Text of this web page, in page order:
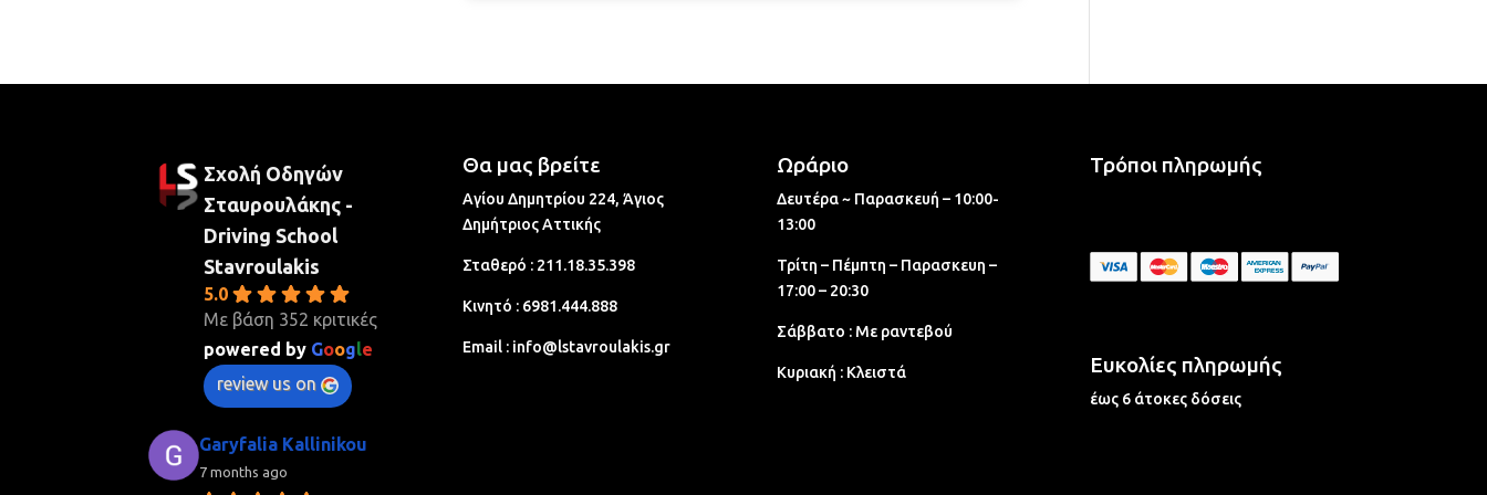
Σχολή Οδηγών
Σταυρουλάκης -
Driving School
Stavroulakis
5.0
Με βάση 352 κριτικές
powered by Google
review us on
Garyfalia Kallinikou
7 months ago
Θα μας βρείτε
Αγίου Δημητρίου 224, Άγιος
Δημήτριος Aττικής
Σταθερό : 211.18.35.398
Κινητό : 6981.444.888
Email : info@lstavroulakis.gr
Ωράριο
Δευτέρα ~ Παρασκευή – 10:00-
13:00
Τρίτη – Πέμπτη – Παρασκευη –
17:00 – 20:30
Σάββατο : Με ραντεβού
Κυριακή : Κλειστά
Τρόποι πληρωμής
Ευκολίες πληρωμής
έως 6 άτοκες δόσεις